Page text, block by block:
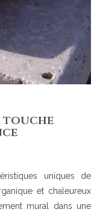
touche
uniques de
et chaleureux
mural dans une